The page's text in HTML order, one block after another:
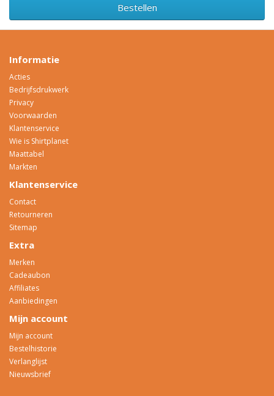
Bestellen
Informatie
Acties
Bedrijfsdrukwerk
Privacy
Voorwaarden
Klantenservice
Wie is Shirtplanet
Maattabel
Markten
Klantenservice
Contact
Retourneren
Sitemap
Extra
Merken
Cadeaubon
Affiliates
Aanbiedingen
Mijn account
Mijn account
Bestelhistorie
Verlanglijst
Nieuwsbrief